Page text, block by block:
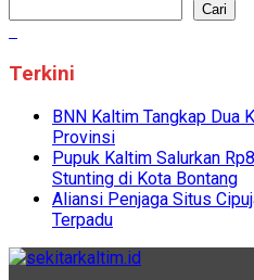
Cari
Terkini
BNN Kaltim Tangkap Dua
Provinsi
Pupuk Kaltim Salurkan
Stunting di Kota Bontang
Aliansi Penjaga Situs
Terpadu